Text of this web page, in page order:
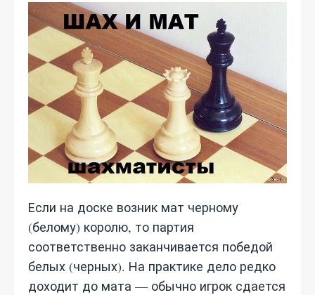
Если на доске возник мат черному
(белому) королю, то партия
соответственно заканчивается победой
белых (черных). На практике дело редко
доходит до мата — обычно игрок сдается